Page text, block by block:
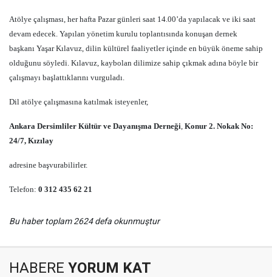
Atölye çalışması, her hafta Pazar günleri saat 14.00’da yapılacak ve iki saat
devam edecek. Yapılan yönetim kurulu toplantısında konuşan dernek
başkanı Yaşar Kılavuz, dilin kültürel faaliyetler içinde en büyük öneme sahip
olduğunu söyledi. Kılavuz, kaybolan dilimize sahip çıkmak adına böyle bir
çalışmayı başlattıklarını vurguladı.
Dil atölye çalışmasına katılmak isteyenler,
Ankara Dersimliler Kültür ve Dayanışma Derneği, Konur 2. Nokak No:
24/7, Kızılay
adresine başvurabilirler.
Telefon: 0 312 435 62 21
Bu haber toplam 2624 defa okunmuştur
HABERE YORUM KAT